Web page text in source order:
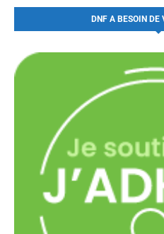
DNF A BESOIN DE